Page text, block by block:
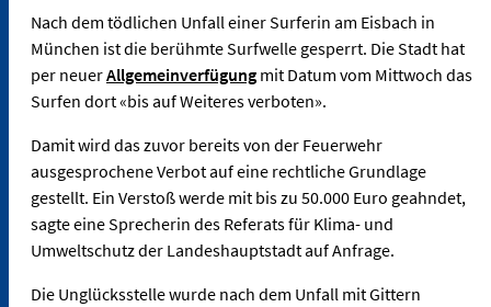
Nach dem tödlichen Unfall einer Surferin am Eisbach in
München ist die berühmte Surfwelle gesperrt. Die Stadt hat
per neuerAllgemeinverfügung mit Datum vom Mittwoch das
Surfen dort «bis auf Weiteres verboten».
Damit wird das zuvor bereits von der Feuerwehr
ausgesprochene Verbot auf eine rechtliche Grundlage
gestellt. Ein Verstoß werde mit bis zu 50.000 Euro geahndet,
sagte eine Sprecherin des Referats für Klima- und
Umweltschutz der Landeshauptstadt auf Anfrage.
Die Unglücksstelle wurde nach dem Unfall mit Gittern